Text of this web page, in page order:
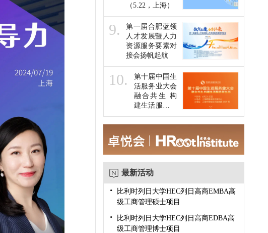
（5.22，上海）
9.
第一届合肥蓝领
人才发展暨人力
资源服务要素对
接会扬帆起航
10.
第十届中国生
活服务业大会
融合共生 构
建生活服务新
生态
最新活动
·
比利时列日大学HEC列日高商EMBA高
级工商管理硕士项目
·
比利时列日大学HEC列日高商EDBA高
级工商管理博士项目